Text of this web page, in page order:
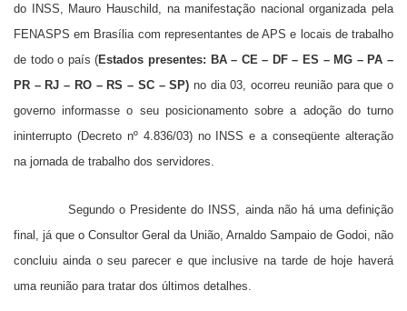
do INSS, Mauro Hauschild, na manifestação nacional organizada pela
FENASPS em Brasília com representantes de APS e locais de trabalho
de todo o país (Estados presentes: BA – CE – DF – ES – MG – PA –
PR – RJ – RO – RS – SC – SP) no dia 03, ocorreu reunião para que o
governo informasse o seu posicionamento sobre a adoção do turno
ininterrupto (Decreto nº 4.836/03) no INSS e a conseqüente alteração
na jornada de trabalho dos servidores.
Segundo o Presidente do INSS, ainda não há uma definição
final, já que o Consultor Geral da União, Arnaldo Sampaio de Godoi, não
concluiu ainda o seu parecer e que inclusive na tarde de hoje haverá
uma reunião para tratar dos últimos detalhes.